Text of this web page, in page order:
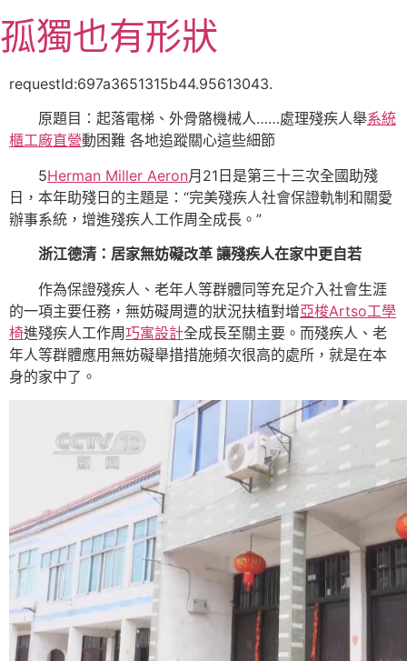
至
主
孤獨也有形狀
requestId:697a3651315b44.95613043.
原題目：起落電梯、外骨骼機械人……處理殘疾人舉系統
櫃工廠直營動困難 各地追蹤關心這些細節
5Herman Miller Aeron月21日是第三十三次全國助殘
日，本年助殘日的主題是：“完美殘疾人社會保證軌制和關愛
辦事系統，增進殘疾人工作周全成長。”
浙江德清：居家無妨礙改革 讓殘疾人在家中更自若
作為保證殘疾人、老年人等群體同等充足介入社會生涯
的一項主要任務，無妨礙周遭的狀況扶植對增亞梭Artso工學
椅進殘疾人工作周巧寓設計全成長至關主要。而殘疾人、老
年人等群體應用無妨礙舉措措施頻次很高的處所，就是在本
身的家中了。